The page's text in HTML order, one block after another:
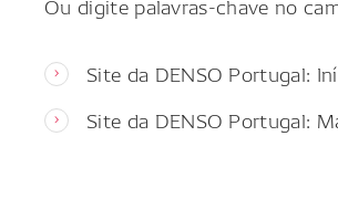
Site da DENSO Portugal:
Site da DENSO Portugal: